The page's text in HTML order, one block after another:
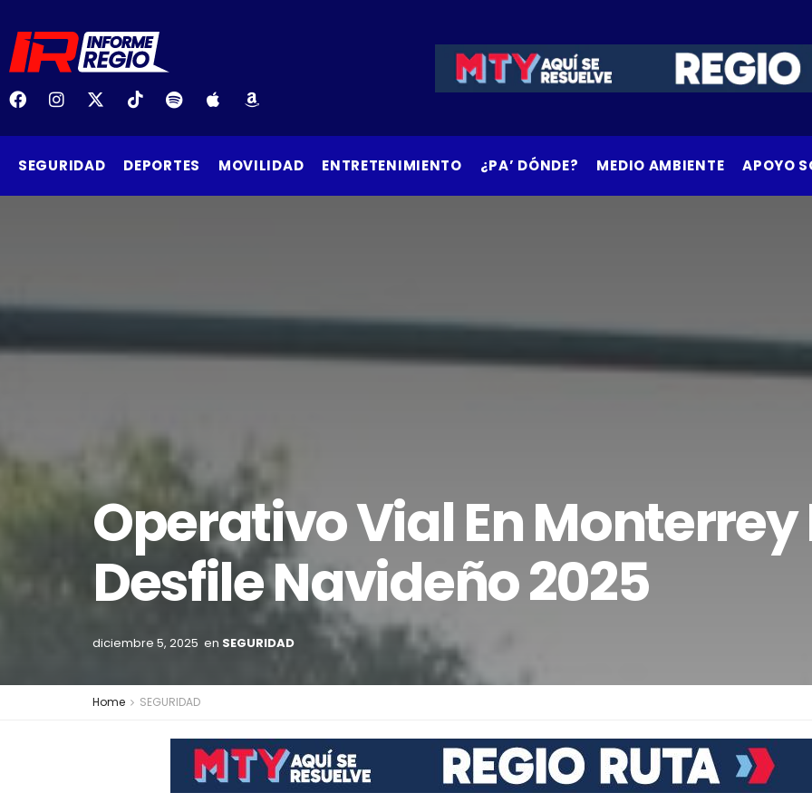
SEGURIDAD DEPORTES MOVILIDAD ENTRETENIMIENTO ¿PA’ DÓNDE? MEDIO AMBIENTE APOYO
Operativo Vial En Monterrey
Desfile Navideño 2025
diciembre 5, 2025 en SEGURIDAD
Home SEGURIDAD